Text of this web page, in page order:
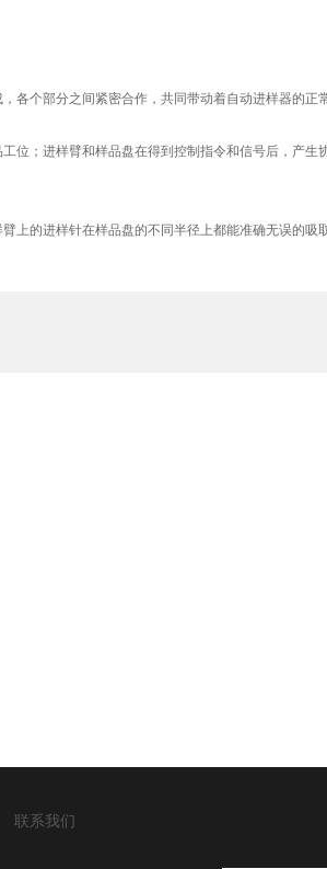
个部分之间紧密合作，共同带动着自动进样器的正常
；进样臂和样品盘在得到控制指令和信号后，产生
的进样针在样品盘的不同半径上都能准确无误的吸
联系我们